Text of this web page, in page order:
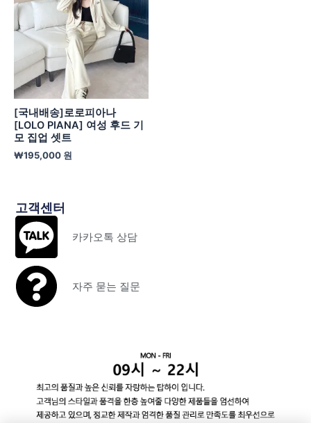
[국내배송]로로피아나
[LOLO PIANA] 여성 후드 기
모 집업 셋트
₩195,000 원
고객센터
카카오톡 상담
자주 묻는 질문